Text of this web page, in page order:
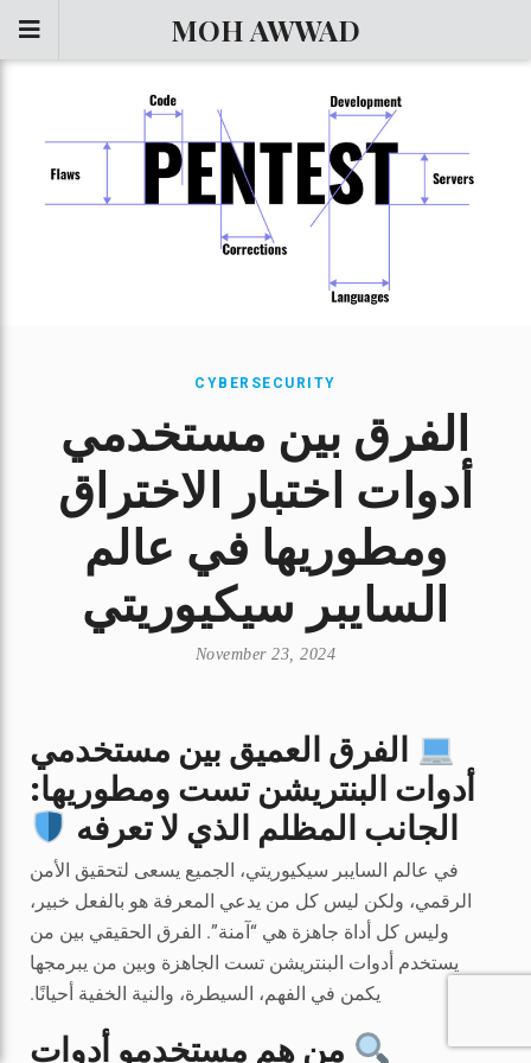
MOH AWWAD
CYBERSECURITY
الفرق بين مستخدمي
أدوات اختبار الاختراق
ومطوريها في عالم
السايبر سيكيوريتي
November 23, 2024
الفرق العميق بين مستخدمي
أدوات البنتريشن تست ومطوريها:
الجانب المظلم الذي لا تعرفه
في عالم السايبر سيكيوريتي، الجميع يسعى لتحقيق الأمن
الرقمي، ولكن ليس كل من يدعي المعرفة هو بالفعل خبير،
وليس كل أداة جاهزة هي “آمنة”. الفرق الحقيقي بين من
يستخدم أدوات البنتريشن تست الجاهزة وبين من يبرمجها
يكمن في الفهم، السيطرة، والنية الخفية أحيانًا.
من هم مستخدمو أدوات